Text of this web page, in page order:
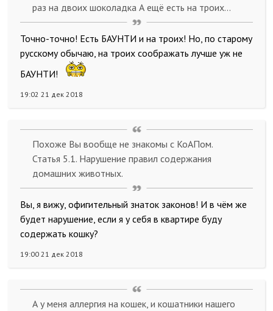
раз на двоих шоколадка А ещё есть на троих...
Точно-точно! Есть БАУНТИ и на троих! Но, по старому
русскому обычаю, на троих соображать лучше уж не
БАУНТИ!
19:02 21 дек 2018
Похоже Вы вообще не знакомы с КоАПом.
Статья 5.1. Нарушение правил содержания
домашних животных.
Вы, я вижу, офигительный знаток законов! И в чём же
будет нарушение, если я у себя в квартире буду
содержать кошку?
19:00 21 дек 2018
А у меня аллергия на кошек, и кошатники нашего